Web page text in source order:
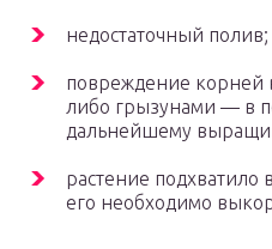
недостаточный полив;
повреждение корней
либо грызунами — в
дальнейшему
растение
его необходимо